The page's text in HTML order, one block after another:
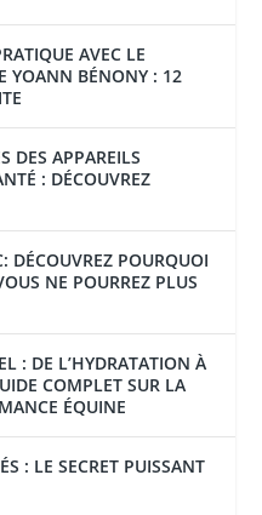
AVEC LE
YOANN BÉNONY : 12
DES APPAREILS
: DÉCOUVREZ
DÉCOUVREZ POURQUOI
NE POURREZ PLUS
: DE L’HYDRATATION À
COMPLET SUR LA
ÉQUINE
: LE SECRET PUISSANT